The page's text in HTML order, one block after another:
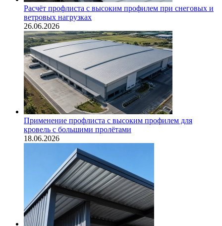
Расчёт профлиста с высоким профилем при снеговых и
ветровых нагрузках
26.06.2026
Применение профлиста с высоким профилем для
кровель с большими пролётами
18.06.2026